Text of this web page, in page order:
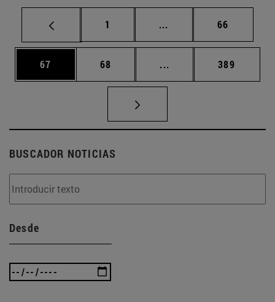
Página
1 ... Páginas intermedias
Página
66
Página
67 Página
68 ... Páginas intermedias
Página
389
BUSCADOR NOTICIAS
Desde